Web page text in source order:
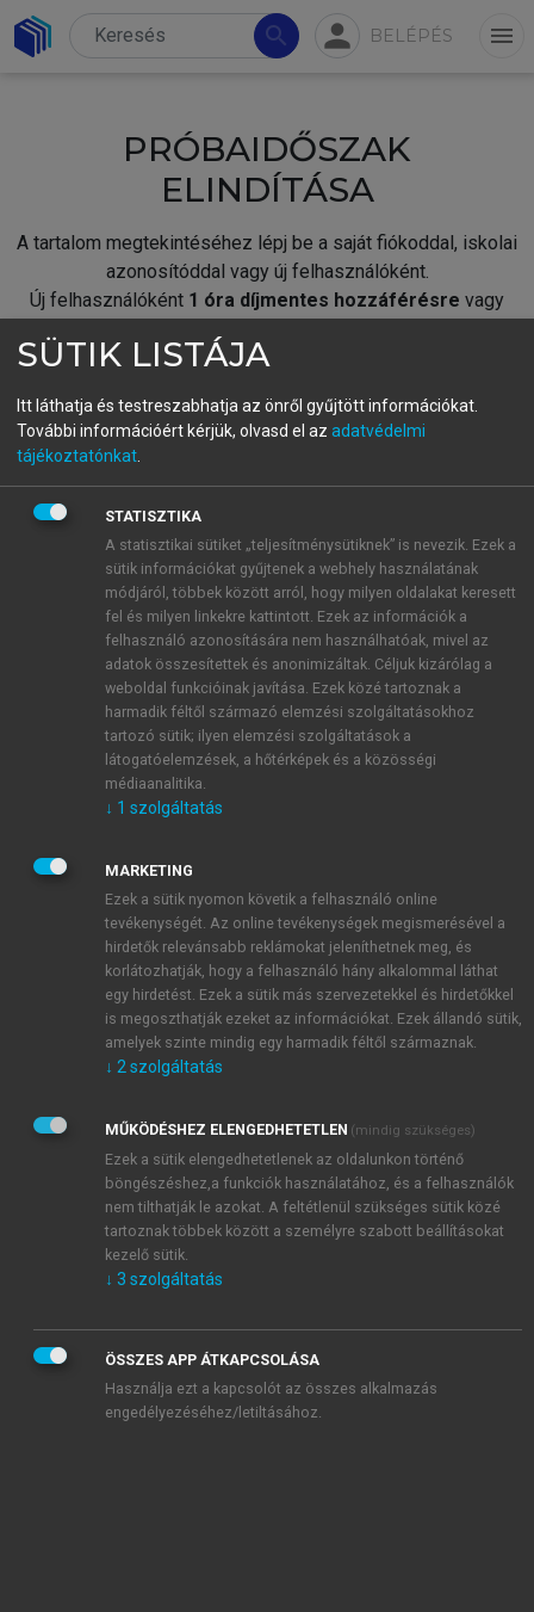
search person BELÉPÉS menu
PRÓBAIDŐSZAK
ELINDÍTÁSA
A tartalom megtekintéséhez lépj be a saját fiókoddal, iskolai
azonosítóddal vagy új felhasználóként.
Új felhasználóként 1 óra díjmentes hozzáférésre vagy
fiókoddal,vagy hozz létre új fiókot.
A regisztráció után apróbaidőszakautomatikusan
BELÉPÉS SAJÁT FIÓKKAL
ÚJ FIÓK LÉTREHOZÁSA
1 óra díjmentes hozzáférés
E-MAIL-CÍM
JELSZÓ
JELSZÓ ÚJRA
Kérek értesítést a MeRSZ újdonságairól, akcióiról.
Kérek értesítést az Akadémiai Kiadó Zrt. újdonságairól,
Adatkezelési tájékoztatóbanfoglaltakat tudomásul
veszem és elfogadom.
Általános vásárlási feltételeket, valamint a szotar.netés a
mersz.huoldalak licencszerződéseiben foglaltakat
tudomásul veszem és elfogadom.
KIPRÓBÁLOM
SÜTIK LISTÁJA
Itt láthatja és testreszabhatja az önről gyűjtött információkat.
További információért kérjük, olvasd el az adatvédelmi
tájékoztatónkat
STATISZTIKA
A statisztikai sütiket „teljesítménysütiknek” is nevezik. Ezek a
sütik információkat gyűjtenek a webhely használatának
módjáról, többek között arról, hogy milyen oldalakat keresett
fel és milyen linkekre kattintott. Ezek az információk a
felhasználó azonosítására nem használhatóak, mivel az
adatok összesítettek és anonimizáltak. Céljuk kizárólag a
weboldal funkcióinak javítása. Ezek közé tartoznak a
harmadik féltől származó elemzési szolgáltatásokhoz
tartozó sütik; ilyen elemzési szolgáltatások a
látogatóelemzések, a hőtérképek és a közösségi
médiaanalitika.
↓ 1 szolgáltatás
MARKETING
Ezek a sütik nyomon követik a felhasználó online
tevékenységét. Az online tevékenységek megismerésével a
hirdetők relevánsabb reklámokat jeleníthetnek meg, és
korlátozhatják, hogy a felhasználó hány alkalommal láthat
egy hirdetést. Ezek a sütik más szervezetekkel és hirdetőkkel
is megoszthatják ezeket az információkat. Ezek állandó sütik,
amelyek szinte mindig egy harmadik féltől származnak.
↓ 2 szolgáltatás
MŰKÖDÉSHEZ ELENGEDHETETLEN (mindig szükséges)
Ezek a sütik elengedhetetlenek az oldalunkon történő
böngészéshez,a funkciók használatához, és a felhasználók
nem tilthatják le azokat. A feltétlenül szükséges sütik közé
tartoznak többek között a személyre szabott beállításokat
kezelő sütik.
↓ 3 szolgáltatás
ÖSSZES APP ÁTKAPCSOLÁSA
Használja ezt a kapcsolót az összes alkalmazás
engedélyezéséhez/letiltásához.